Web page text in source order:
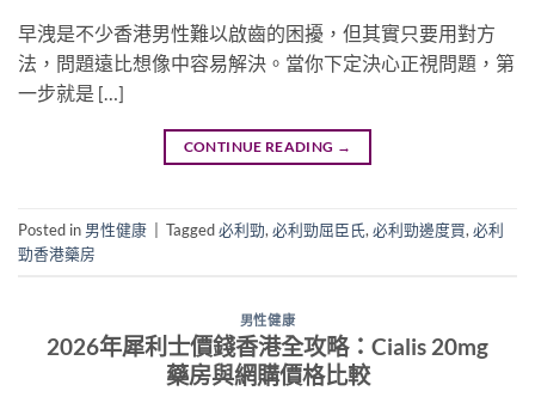
早洩是不少香港男性難以啟齒的困擾，但其實只要用對方
法，問題遠比想像中容易解決。當你下定決心正視問題，第
一步就是 […]
CONTINUE READING →
Posted in 男性健康 Tagged必利勁, 必利勁屈臣氏, 必利勁邊度買, 必利
勁香港藥房
男性健康
2026年犀利士價錢香港全攻略：Cialis 20mg
藥房與網購價格比較